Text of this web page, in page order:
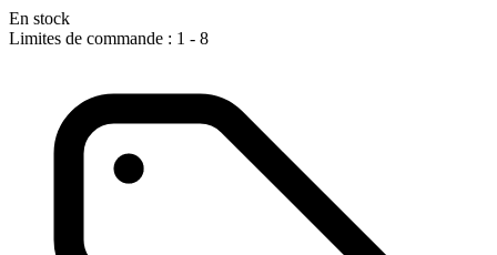
En stock
Limites de commande : 1 - 8